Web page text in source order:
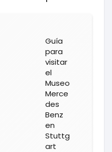
Guía
para
visitar
el
Museo
Merce
des
Benz
en
Stuttg
art